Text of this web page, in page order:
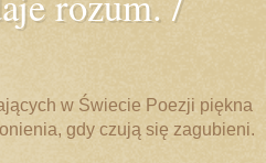
w Świecie Poezji piękna
gdy czują się zagubieni.